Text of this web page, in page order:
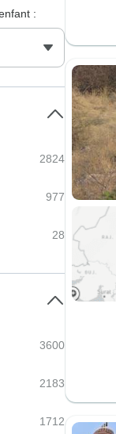
:
2824
977
28
3600
2183
1712